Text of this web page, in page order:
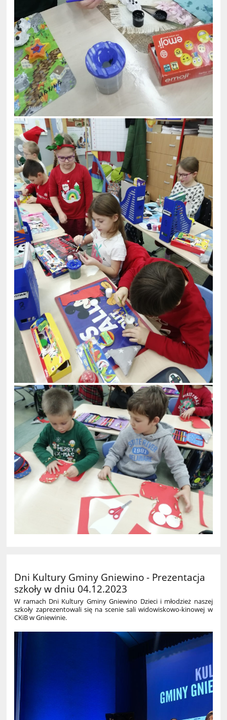
Dni Kultury Gminy Gniewino - Prezentacja
szkoły w dniu 04.12.2023
W ramach Dni Kultury Gminy Gniewino Dzieci i młodzież naszej
szkoły zaprezentowali się na scenie sali widowiskowo-kinowej w
CKiB w Gniewinie. ​​​​​